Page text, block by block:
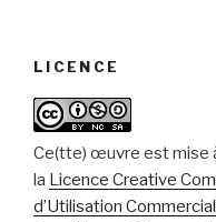
LICENCE
Ce(tte) œuvre est mise
la Licence Creative
d’Utilisation